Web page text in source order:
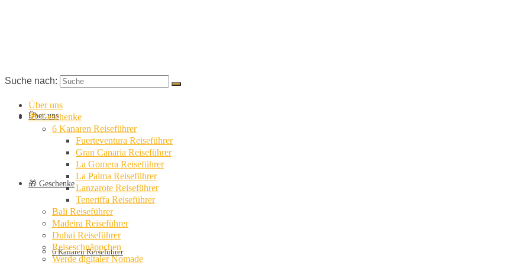
Über uns
🎁 Geschenke
6 Kanaren Reiseführer
Suche nach:
Über uns
🎁 Geschenke
6 Kanaren Reiseführer
Fuerteventura Reiseführer
Gran Canaria Reiseführer
La Gomera Reiseführer
La Palma Reiseführer
Lanzarote Reiseführer
Teneriffa Reiseführer
Bali Reiseführer
Madeira Reiseführer
Dubai Reiseführer
Reiseschnäppchen
Werde digitaler Nomade